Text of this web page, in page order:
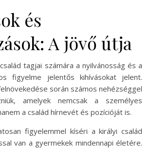
és
A jövő útja
tagjai számára a nyilvánosság és a
figyelme jelentős kihívásokat jelent.
során számos nehézséggel
amelyek nemcsak a személyes
a család hírnevét és pozícióját is.
figyelemmel kíséri a királyi család
van a gyermekek mindennapi életére.